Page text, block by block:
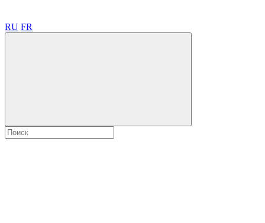
RU FR